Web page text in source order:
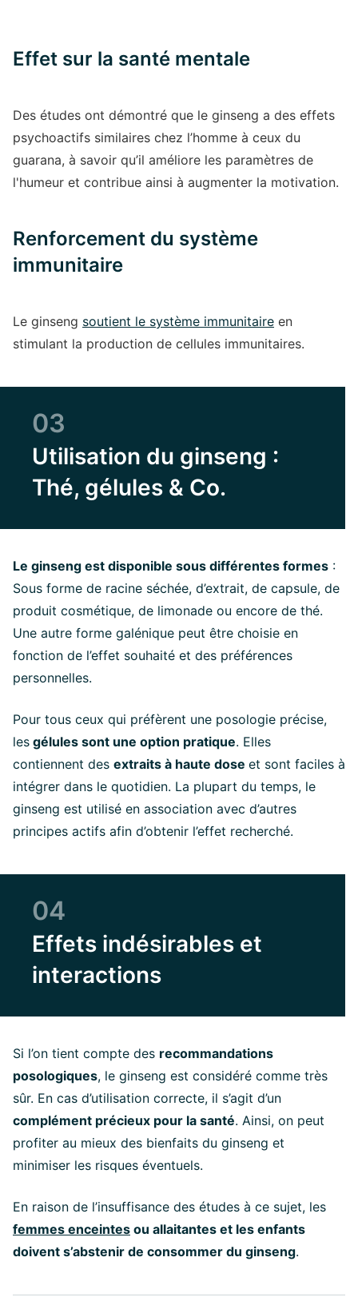
Effet sur la santé mentale
Des études ont démontré que le ginseng a des effets
psychoactifs similaires chez l’homme à ceux du
guarana, à savoir qu’il améliore les paramètres de
l'humeur et contribue ainsi à augmenter la motivation.
Renforcement du système
immunitaire
Le ginseng soutient le système immunitaire en
stimulant la production de cellules immunitaires.
03
Utilisation du ginseng :
Thé, gélules & Co.
Le ginseng est disponible sous différentes formes :
Sous forme de racine séchée, d’extrait, de capsule, de
produit cosmétique, de limonade ou encore de thé.
Une autre forme galénique peut être choisie en
fonction de l’effet souhaité et des préférences
personnelles.
Pour tous ceux qui préfèrent une posologie précise,
les gélules sont une option pratique. Elles
contiennent des extraits à haute dose et sont faciles à
intégrer dans le quotidien. La plupart du temps, le
ginseng est utilisé en association avec d’autres
principes actifs afin d’obtenir l’effet recherché.
04
Effets indésirables et
interactions
Si l’on tient compte des recommandations
posologiques, le ginseng est considéré comme très
sûr. En cas d’utilisation correcte, il s’agit d’un
complément précieux pour la santé. Ainsi, on peut
profiter au mieux des bienfaits du ginseng et
minimiser les risques éventuels.
En raison de l’insuffisance des études à ce sujet, les
femmes enceintes ou allaitantes et les enfants
doivent s’abstenir de consommer du ginseng.